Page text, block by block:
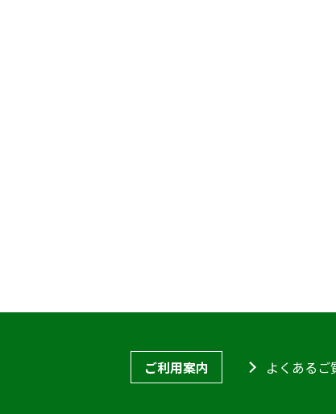
ご利用案内 よくあるご